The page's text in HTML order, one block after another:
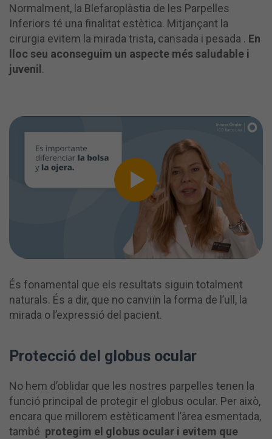
Normalment, la Blefaroplàstia de les Parpelles
Inferiors té una finalitat estètica. Mitjançant la
cirurgia evitem la mirada trista, cansada i pesada . En
lloc seu aconseguim un aspecte més saludable i
juvenil .
És fonamental que els resultats siguin totalment
naturals. És a dir, que no canviïn la forma de l’ull, la
mirada o l’expressió del pacient.
Protecció del globus ocular
No hem d’oblidar que les nostres parpelles tenen la
funció principal de protegir el globus ocular. Per això,
encara que millorem estèticament l’àrea esmentada,
també protegim el globus ocular i evitem que